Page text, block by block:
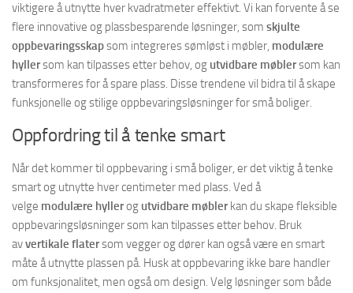
viktigere å utnytte hver kvadratmeter effektivt. Vi kan forvente å se
flere innovative og plassbesparende løsninger, som skjulte
oppbevaringsskapsom integreres sømløst i møbler, modulære
hyllersom kan tilpasses etter behov, og utvidbare møblersom kan
transformeres for å spare plass. Disse trendene vil bidra til å skape
funksjonelle og stilige oppbevaringsløsninger for små boliger.
Oppfordring til å tenke smart
Når det kommer til oppbevaring i små boliger, er det viktig å tenke
smart og utnytte hver centimeter med plass. Ved å
velge modulære hyllerog utvidbare møblerkan du skape fleksible
oppbevaringsløsninger som kan tilpasses etter behov. Bruk
avvertikale flatersom vegger og dører kan også være en smart
måte å utnytte plassen på. Husk at oppbevaring ikke bare handler
om funksjonalitet, men også om design. Velg løsninger som både